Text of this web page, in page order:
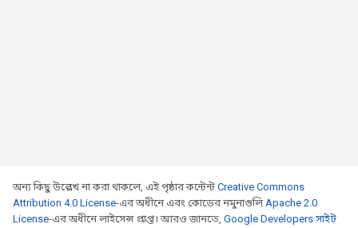
অন্য কিছু উল্লেখ না করা থাকলে, এই পৃষ্ঠার কন্টেন্ট Creative Commons
Attribution 4.0 License-এর অধীনে এবং কোডের নমুনাগুলিApache 2.0
License-এর অধীনে লাইসেন্স প্রাপ্ত। আরও জানতে, Google Developers সাইট